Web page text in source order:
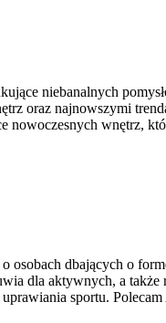
niebanalnych
oraz najnowszymi
nowoczesnych wnętrz,
dbających o
dla aktywnych, a
sportu.